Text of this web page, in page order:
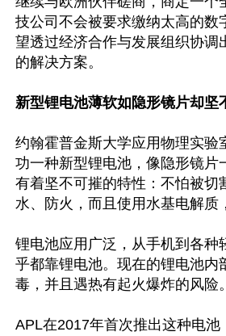
技公司不会被要求缴纳太高的数
望透过经济合作与发展组织协调
的解决方案。
新型锂电池薄软如隐形镜片却坚
约翰霍普金斯大学应用物理实验
功一种新型锂电池，像隐形镜片
有着坚不可摧的特性：不怕被切
水、防火，而且使用水基电解质
锂电池应用广泛，从手机到各种
乎都靠锂电池。现在的锂电池内
毒，并且遇热有起火爆炸的风险。
APL在2017年首次推出这种电池